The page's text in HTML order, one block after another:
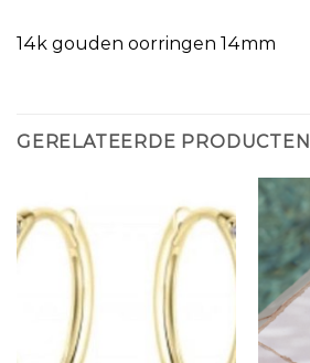
14k gouden oorringen 14mm
GERELATEERDE PRODUCTEN